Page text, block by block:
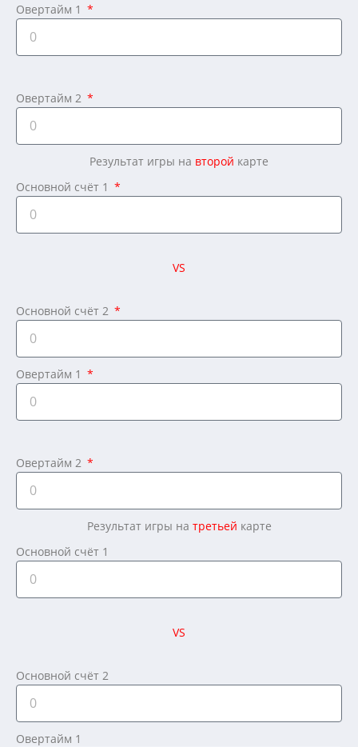
Овертайм 1
Овертайм 2
Результат игры на второй карте
Основной счёт 1
VS
Основной счёт 2
Овертайм 1
Овертайм 2
Результат игры на третьей карте
Основной счёт 1
VS
Основной счёт 2
Овертайм 1